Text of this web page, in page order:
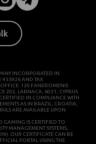
INCORPORATED IN
433926 AND TAX
120 FANEROMENIS
202, LARNACA, 6031, CYPRUS.
IN COMPLIANCE WITH
AS IN BRAZIL, CROATIA,
ARE AVAILABLE UPON
GAMING IS CERTIFIED TO
MANAGEMENT SYSTEMS,
OUR CERTIFICATE CAN BE
PORTAL USING THE